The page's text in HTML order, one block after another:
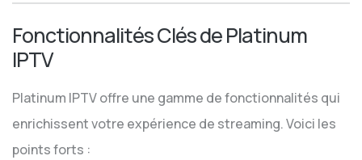
Fonctionnalités Clés de Platinum
IPTV
Platinum IPTV offre une gamme de fonctionnalités qui
enrichissent votre expérience de streaming. Voici les
points forts :